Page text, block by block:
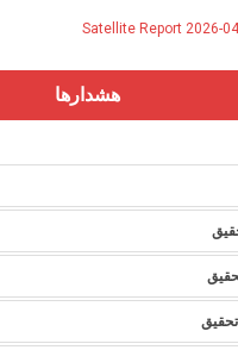
Satellite Report 2026-
هشدارها